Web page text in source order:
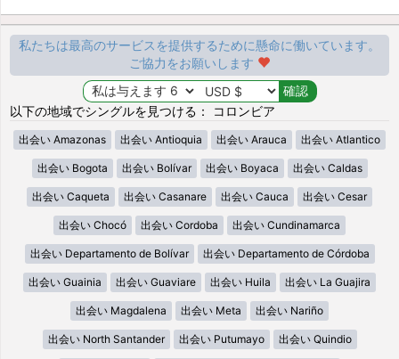
私たちは最高のサービスを提供するために懸命に働いています。
ご協力をお願いします
以下の地域でシングルを見つける： コロンビア
出会い Amazonas 出会い Antioquia 出会い Arauca 出会い Atlantico
出会い Bogota 出会い Bolívar 出会い Boyaca 出会い Caldas
出会い Caqueta 出会い Casanare 出会い Cauca 出会い Cesar
出会い Chocó 出会い Cordoba 出会い Cundinamarca
出会い Departamento de Bolívar 出会い Departamento de Córdoba
出会い Guainia 出会い Guaviare 出会い Huila 出会い La Guajira
出会い Magdalena 出会い Meta 出会い Nariño
出会い North Santander 出会い Putumayo 出会い Quindio